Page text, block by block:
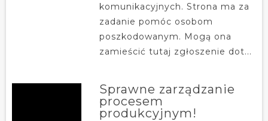
komunikacyjnych. Strona ma za
zadanie pomóc osobom
poszkodowanym. Mogą ona
zamieścić tutaj zgłoszenie dot...
Sprawne zarządzanie
procesem
produkcyjnym!